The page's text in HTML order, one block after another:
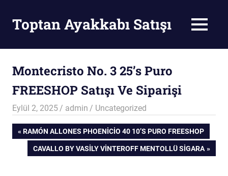
contentToptan Ayakkabı Satışı MENU
Montecristo No. 3 25’s Puro
FREESHOP Satışı Ve Siparişi
Eylül 2, 2025 admin Uncategorized
Yazı
gezinmesi
PREVIOUS
POST:
RAMÓN ALLONES PHOENICIO 40 10’S PURO FREESHOP
NEXT
POST:
CAVALLO BY VASILY VINTEROFF MENTOLLÜ SIGARA